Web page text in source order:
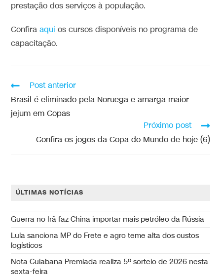
prestação dos serviços à população.
Confiraaqui os cursos disponíveis no programa de
capacitação.
Post anterior
Brasil é eliminado pela Noruega e amarga maior
jejum em Copas
Próximo post
Confira os jogos da Copa do Mundo de hoje (6)
ÚLTIMAS NOTÍCIAS
Guerra no Irã faz China importar mais petróleo da Rússia
Lula sanciona MP do Frete e agro teme alta dos custos
logísticos
Nota Cuiabana Premiada realiza 5º sorteio de 2026 nesta
sexta-feira